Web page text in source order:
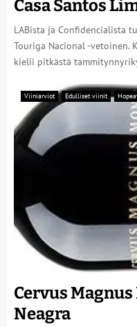
Casa Santos
LABista ja Confidencialista
Touriga Nacional -vetoinen.
kielii pitkästä
Viiniarviot Edulliset viinit
Cervus
Neagra